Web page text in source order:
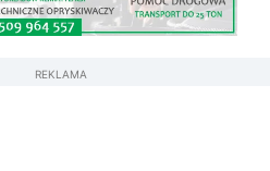
REKLAMA